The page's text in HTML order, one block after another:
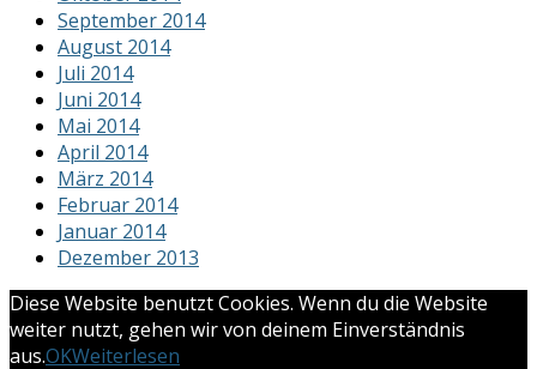
September 2014
August 2014
Juli 2014
Juni 2014
Mai 2014
April 2014
März 2014
Februar 2014
Januar 2014
Dezember 2013
Diese Website benutzt Cookies. Wenn du die Website
weiter nutzt, gehen wir von deinem Einverständnis
aus.OKWeiterlesen